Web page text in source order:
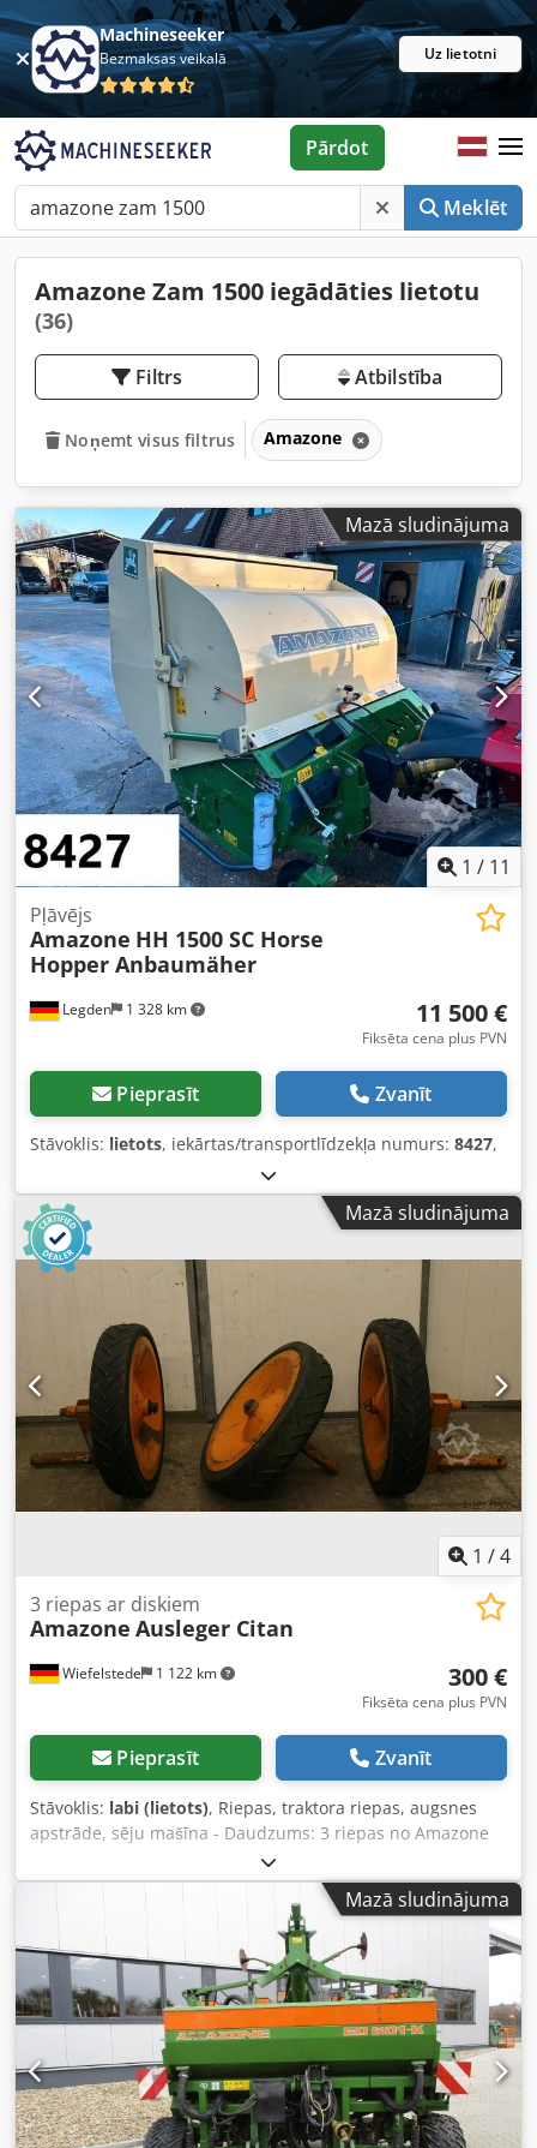
Machineseeker
Bezmaksas veikalā Uz lietotni
Meklēt
Pārdot
Amazone Zam 1500 iegādāties lietotu
(36)
Filtrs Atbilstība
Noņemt visus filtrus Amazone
Mazā sludinājuma
1 / 11
Legden 1 328 km
Pļāvējs
Amazone HH 1500 SC Horse
Hopper Anbaumäher
11 500 €
Fiksēta cena plus PVN
Pieprasīt Zvanīt
Stāvoklis: lietots, iekārtas/transportlīdzekļa numurs: 8427,
Mazā sludinājuma
1 /4
Wiefelstede 1 122 km
3 riepas ar diskiem
Amazone Ausleger Citan
300 €
Fiksēta cena plus PVN
Pieprasīt Zvanīt
Stāvoklis: labi (lietots), Riepas, traktora riepas, augsnes
apstrāde, sēju mašīna - Daudzums: 3 riepas no Amazone
sējmašīnas - Riepu izmērs - Rumba: Ø 40 mm - Izmērs: Ø
750 - Komplektcena: par 3 riepām Dedpfx Akob A E Ufjcjkr -
Mazā sludinājuma